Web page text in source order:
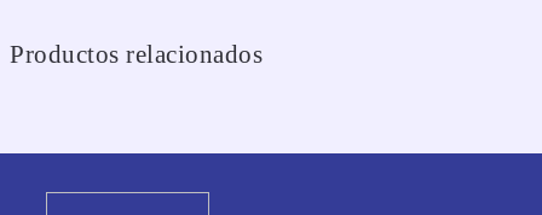
Productos relacionados